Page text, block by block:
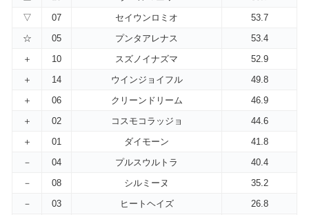
▽
07 セイウンロミオ
53.7
☆
05 プンタアレナス
53.4
＋
10 スズノイナズマ
52.9
＋
14 ウインジョイフル
49.8
＋
06 クリーンドリーム
46.9
＋
02 コスモコラッジョ
44.6
＋
01 ダイモーン
41.8
－
04 プルスウルトラ
40.4
－
08 シルミーヌ
35.2
－
03 ヒートヘイズ
26.8